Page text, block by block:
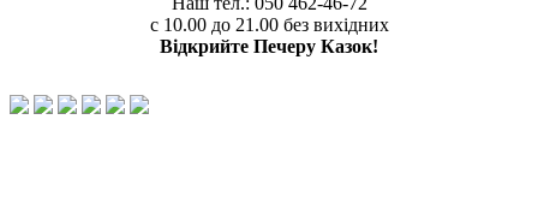
с 10.00 до 21.00 без вихідних
Відкрийте Печеру Казок!